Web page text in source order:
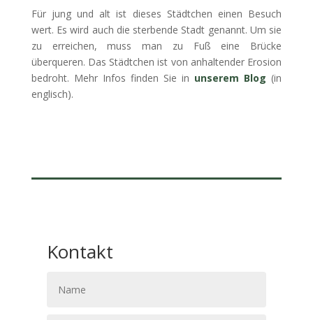
Für jung und alt ist dieses Städtchen einen Besuch
wert. Es wird auch die sterbende Stadt genannt. Um sie
zu erreichen, muss man zu Fuß eine Brücke
überqueren. Das Städtchen ist von anhaltender Erosion
bedroht. Mehr Infos finden Sie in unserem Blog (in
englisch).
Kontakt